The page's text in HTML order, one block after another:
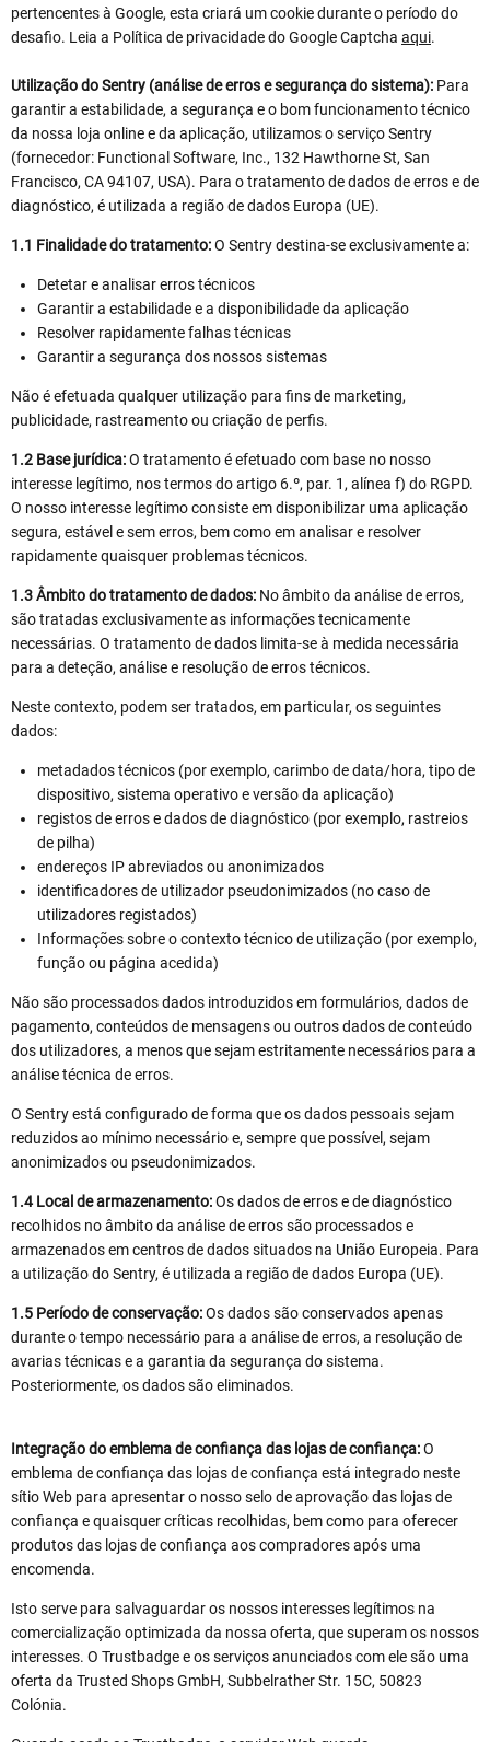
pertencentes à Google, esta criará um cookie durante o período do
desafio. Leia a Política de privacidade do Google Captcha aqui.
Utilização do Sentry (análise de erros e segurança do sistema): Para
garantir a estabilidade, a segurança e o bom funcionamento técnico
da nossa loja online e da aplicação, utilizamos o serviço Sentry
(fornecedor: Functional Software, Inc., 132 Hawthorne St, San
Francisco, CA 94107, USA). Para o tratamento de dados de erros e de
diagnóstico, é utilizada a região de dados Europa (UE).
1.1 Finalidade do tratamento:O Sentry destina-se exclusivamente a:
Detetar e analisar erros técnicos
Garantir a estabilidade e a disponibilidade da aplicação
Resolver rapidamente falhas técnicas
Garantir a segurança dos nossos sistemas
Não é efetuada qualquer utilização para fins de marketing,
publicidade, rastreamento ou criação de perfis.
1.2 Base jurídica:O tratamento é efetuado com base no nosso
interesse legítimo, nos termos do artigo 6.º, par. 1, alínea f) do RGPD.
O nosso interesse legítimo consiste em disponibilizar uma aplicação
segura, estável e sem erros, bem como em analisar e resolver
rapidamente quaisquer problemas técnicos.
1.3 Âmbito do tratamento de dados: No âmbito da análise de erros,
são tratadas exclusivamente as informações tecnicamente
necessárias. O tratamento de dados limita-se à medida necessária
para a deteção, análise e resolução de erros técnicos.
Neste contexto, podem ser tratados, em particular, os seguintes
dados:
metadados técnicos (por exemplo, carimbo de data/hora, tipo de
dispositivo, sistema operativo e versão da aplicação)
registos de erros e dados de diagnóstico (por exemplo, rastreios
de pilha)
endereços IP abreviados ou anonimizados
identificadores de utilizador pseudonimizados (no caso de
utilizadores registados)
Informações sobre o contexto técnico de utilização (por exemplo,
função ou página acedida)
Não são processados dados introduzidos em formulários, dados de
pagamento, conteúdos de mensagens ou outros dados de conteúdo
dos utilizadores, a menos que sejam estritamente necessários para a
análise técnica de erros.
O Sentry está configurado de forma que os dados pessoais sejam
reduzidos ao mínimo necessário e, sempre que possível, sejam
anonimizados ou pseudonimizados.
1.4 Local de armazenamento:Os dados de erros e de diagnóstico
recolhidos no âmbito da análise de erros são processados e
armazenados em centros de dados situados na União Europeia. Para
a utilização do Sentry, é utilizada a região de dados Europa (UE).
1.5 Período de conservação:Os dados são conservados apenas
durante o tempo necessário para a análise de erros, a resolução de
avarias técnicas e a garantia da segurança do sistema.
Posteriormente, os dados são eliminados.
Integração do emblema de confiança das lojas de confiança:O
emblema de confiança das lojas de confiança está integrado neste
sítio Web para apresentar o nosso selo de aprovação das lojas de
confiança e quaisquer críticas recolhidas, bem como para oferecer
produtos das lojas de confiança aos compradores após uma
encomenda.
Isto serve para salvaguardar os nossos interesses legítimos na
comercialização optimizada da nossa oferta, que superam os nossos
interesses. O Trustbadge e os serviços anunciados com ele são uma
oferta da Trusted Shops GmbH, Subbelrather Str. 15C, 50823
Colónia.